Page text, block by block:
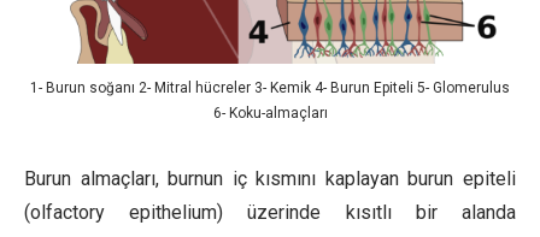
1- Burun soğanı 2- Mitral hücreler 3- Kemik 4- Burun Epiteli 5- Glomerulus
6- Koku-almaçları
Burun almaçları, burnun iç kısmını kaplayan burun epiteli
(olfactory epithelium) üzerinde kısıtlı bir alanda